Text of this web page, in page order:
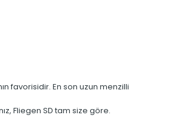
favorisidir. En son uzun menzilli
Fliegen SD tam size göre.